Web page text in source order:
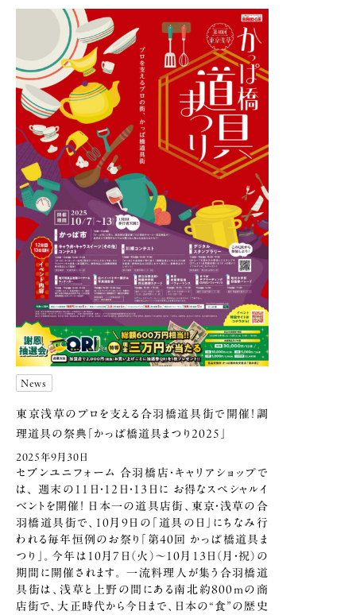
News
東京浅草のプロを支える合羽橋道具街で開催！ 調
理道具の祭典「かっぱ橋道具まつり2025」
2025年9月30日
セブンユニフォーム 合羽橋店・キャリアショップで
は、 週末の11日・12日・13日に お得なスペシャルイ
ベントを開催！ 日本一の道具店街、東京・浅草の合
羽橋道具街で、10月9日の「道具の日」にちなみ行
われる毎年恒例のお祭り「第40回 かっぱ橋道具ま
つり」。今年は10月7日（火）～10月13日（月・祝）の
期間に開催されます。 一流料理人が集う合羽橋道
具街は、浅草と上野の間にある南北約800ｍの商
店街で、大正時代から今日まで、日本の“食”の歴史